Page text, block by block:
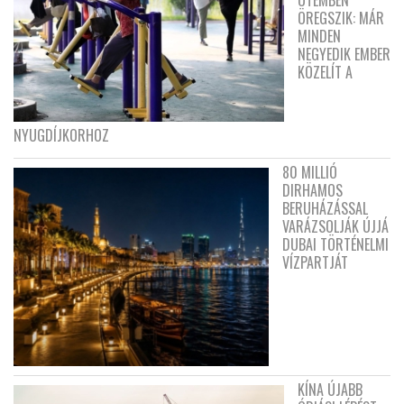
ÖREGSZIK: MÁR
MINDEN
NEGYEDIK EMBER
KÖZELÍT A
NYUGDÍJKORHOZ
80 MILLIÓ
DIRHAMOS
BERUHÁZÁSSAL
VARÁZSOLJÁK ÚJJÁ
DUBAI TÖRTÉNELMI
VÍZPARTJÁT
KÍNA ÚJABB